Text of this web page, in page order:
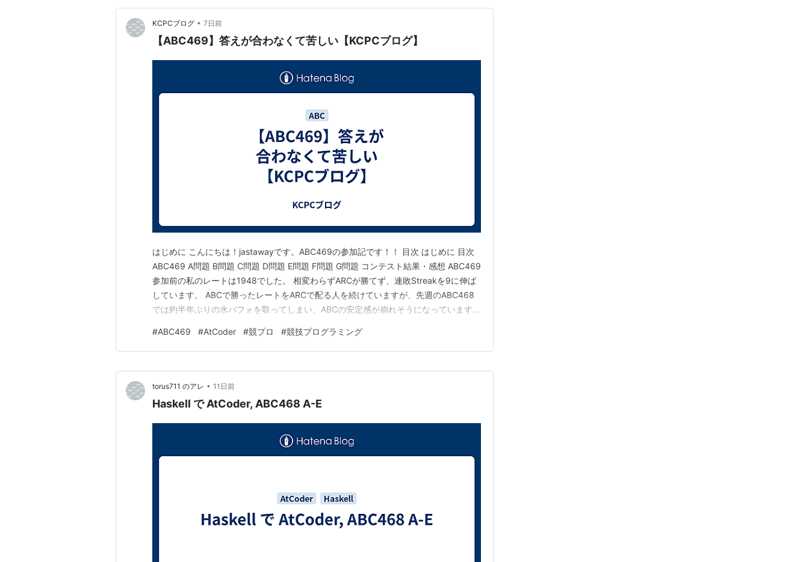
KCPCブログ • 7日前
【ABC469】答えが合わなくて苦しい【KCPCブログ】
はじめに こんにちは！jastawayです。ABC469の参加記です！！ 目次 はじめに 目次
ABC469 A問題 B問題 C問題 D問題 E問題 F問題 G問題 コンテスト結果・感想 ABC469
参加前の私のレートは1948でした。 相変わらずARCが勝てず、連敗Streakを9に伸ば
しています。 ABCで勝ったレートをARCで配る人を続けていますが、先週のABC468
では約半年ぶりの水パフォを取ってしまい、ABCの安定感が崩れそうになっています。
ます。 今回の配点は100-200-300-400-475-…
#ABC469 #AtCoder #競プロ #競技プログラミング
torus711 のアレ • 11日前
Haskell で AtCoder, ABC468 A-E